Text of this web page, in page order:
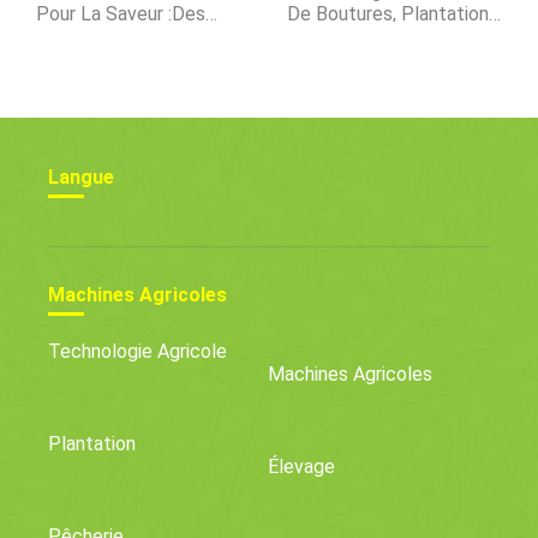
Pour La Saveur :des
De Boutures, Plantation,
Langue
Machines Agricoles
Technologie Agricole
Machines Agricoles
Plantation
Élevage